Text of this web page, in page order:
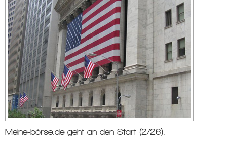
Meine-börse.de geht an den Start (2/26).